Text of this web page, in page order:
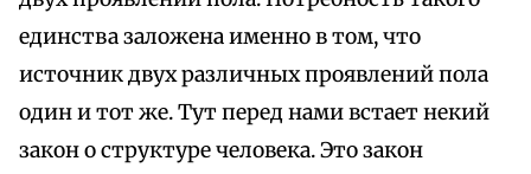
единства заложена именно в том, что
источник двух различных проявлений пола
один и тот же. Тут перед нами встает некий
закон о структуре человека. Это закон